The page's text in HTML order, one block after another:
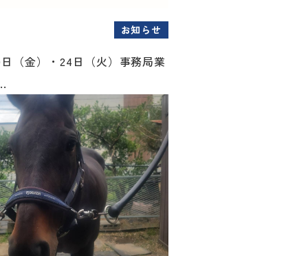
お知らせ
（金）・24日（火）事務局業